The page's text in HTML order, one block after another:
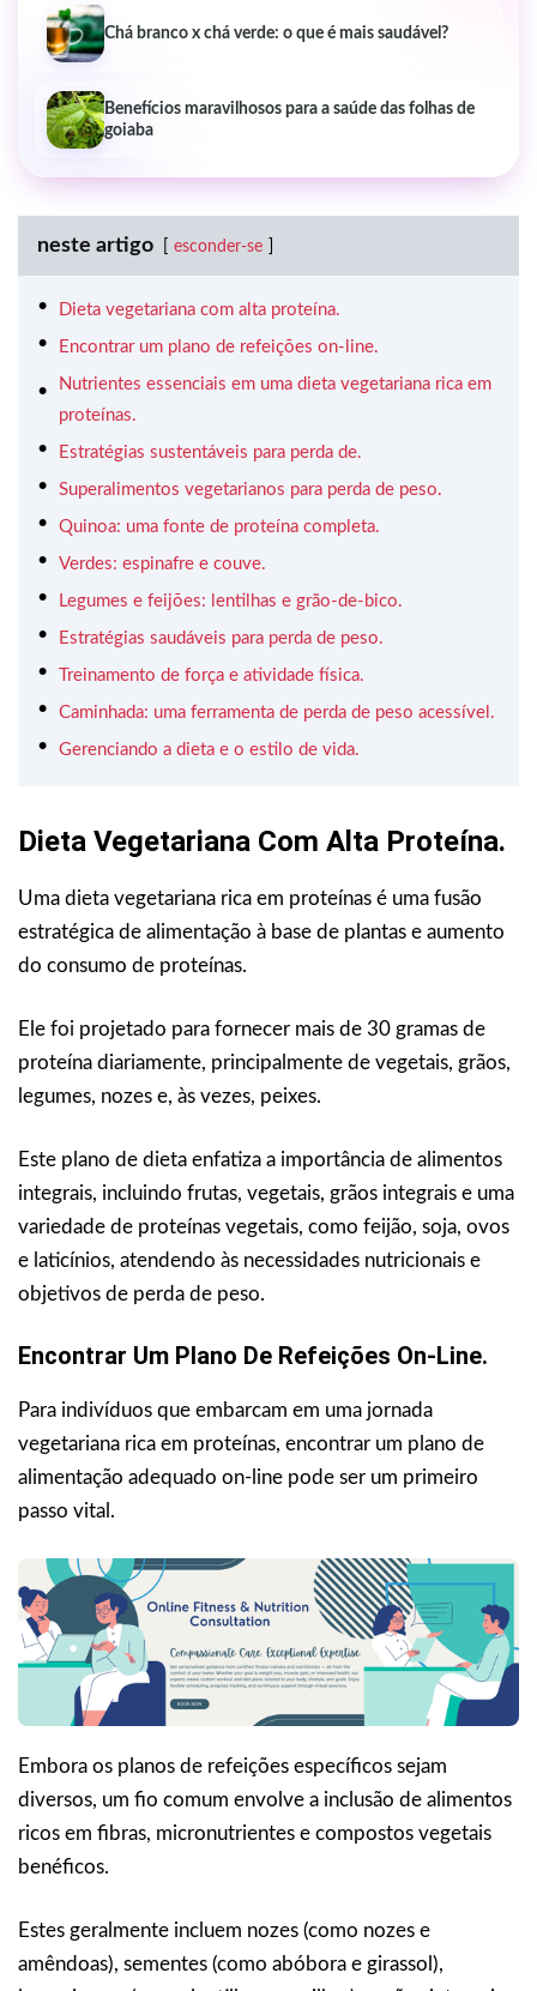
Chá branco x chá verde: o que é mais saudável?
Benefícios maravilhosos para a saúde das folhas de
goiaba
neste artigo esconder-se
Dieta vegetariana com alta proteína.
Encontrar um plano de refeições on-line.
Nutrientes essenciais em uma dieta vegetariana rica em
proteínas.
Estratégias sustentáveis para perda de.
Superalimentos vegetarianos para perda de peso.
Quinoa: uma fonte de proteína completa.
Verdes: espinafre e couve.
Legumes e feijões: lentilhas e grão-de-bico.
Estratégias saudáveis para perda de peso.
Treinamento de força e atividade física.
Caminhada: uma ferramenta de perda de peso acessível.
Gerenciando a dieta e o estilo de vida.
Dieta Vegetariana Com Alta Proteína.
Uma dieta vegetariana rica em proteínas é uma fusão
estratégica de alimentação à base de plantas e aumento
do consumo de proteínas.
Ele foi projetado para fornecer mais de 30 gramas de
proteína diariamente, principalmente de vegetais, grãos,
legumes, nozes e, às vezes, peixes.
Este plano de dieta enfatiza a importância de alimentos
integrais, incluindo frutas, vegetais, grãos integrais e uma
variedade de proteínas vegetais, como feijão, soja, ovos
e laticínios, atendendo às necessidades nutricionais e
objetivos de perda de peso.
Encontrar Um Plano De Refeições On-Line.
Para indivíduos que embarcam em uma jornada
vegetariana rica em proteínas, encontrar um plano de
alimentação adequado on-line pode ser um primeiro
passo vital.
Embora os planos de refeições específicos sejam
diversos, um fio comum envolve a inclusão de alimentos
ricos em fibras, micronutrientes e compostos vegetais
benéficos.
Estes geralmente incluem nozes (como nozes e
amêndoas), sementes (como abóbora e girassol),